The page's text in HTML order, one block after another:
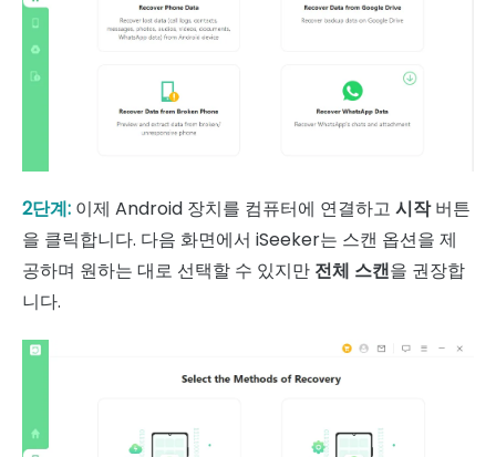
2단계: 이제 Android 장치를 컴퓨터에 연결하고 시작버튼
을 클릭합니다. 다음 화면에서 iSeeker는 스캔 옵션을 제
공하며 원하는 대로 선택할 수 있지만 전체 스캔을 권장합
니다.